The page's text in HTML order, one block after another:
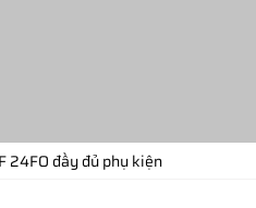
24FO đầy đủ phụ kiện